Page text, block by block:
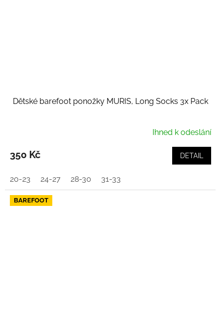
Dětské barefoot ponožky MURIS, Long Socks 3x Pack
Ihned k odeslání
350 Kč DETAIL
20-23 24-27 28-30 31-33
BAREFOOT